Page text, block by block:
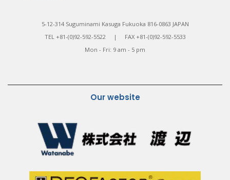
5-12-314 Suguminami Kasuga Fukuoka 816-0863 JAPAN
TEL +81-(0)92-592-5522 | FAX +81-(0)92-592-5533
Mon - Fri: 9 am - 5 pm
Our website